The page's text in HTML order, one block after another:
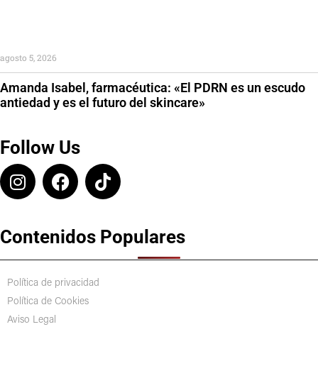
Amanda Isabel, farmacéutica: «El PDRN es un escudo
antiedad y es el futuro del skincare»
agosto 5, 2026
Follow Us
Contenidos Populares
Política de privacidad
Política de Cookies
Aviso Legal